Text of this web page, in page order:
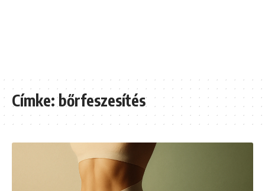
Címke:bőrfeszesítés